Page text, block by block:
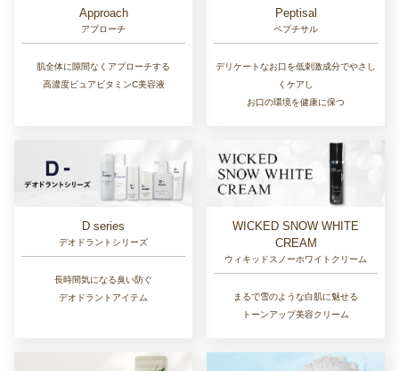
Approach
アプローチ
肌全体に隙間なくアプローチする
高濃度ピュアビタミンC美容液
Peptisal
ペプチサル
デリケートなお口を低刺激成分でやさし
くケアし
お口の環境を健康に保つ
D series
デオドラントシリーズ
長時間気になる臭い防ぐ
デオドラントアイテム
WICKED SNOW WHITE
CREAM
ウィキッドスノーホワイトクリーム
まるで雪のような白肌に魅せる
トーンアップ美容クリーム